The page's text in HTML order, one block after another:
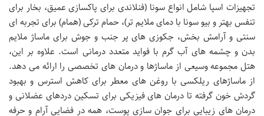
تجهیزات اسپا شامل انواع سونا (فنلاندی برای پاکسازی عمیق، بخار برای
تنفس بهتر و بیو سونا با دمای ملایم تر)، حمام ترکی (همام) برای تجربه ای
سنتی و آرامش بخش، جکوزی های پر جنب و جوش برای ماساژ ملایم
بدن و چشمه های آب گرم با فواید متعدد درمانی است. علاوه بر این،
هتل مجموعه وسیعی از ماساژها و درمان های تخصصی را ارائه می دهد.
از ماساژهای ریلکسی با روغن های معطر برای کاهش استرس و بهبود
گردش خون گرفته تا درمان های فیزیکی برای تسکین دردهای عضلانی و
درمان های زیبایی برای جوان سازی پوست، همه در فضایی آرام و حرفه